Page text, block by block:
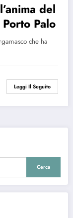
del
Palo
che ha
Leggi Il Seguito
Cerca